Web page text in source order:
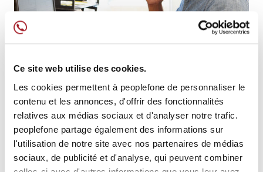
Ce site web utilise des cookies.
Les cookies permettent à peoplefone de personnaliser le
contenu et les annonces, d'offrir des fonctionnalités
relatives aux médias sociaux et d'analyser notre trafic.
peoplefone partage également des informations sur
l'utilisation de notre site avec nos partenaires de médias
sociaux, de publicité et d'analyse, qui peuvent combiner